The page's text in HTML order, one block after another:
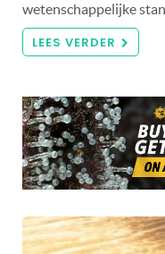
wetenschappelijke
LEES VERDER